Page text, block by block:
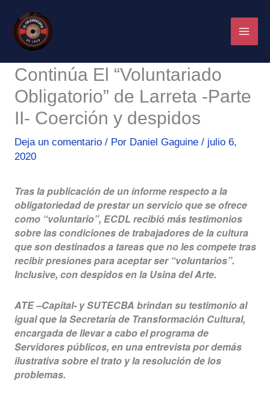
contenido
Continúa El “Voluntariado
Obligatorio” de Larreta -Parte
II- Coerción y despidos
Deja un comentario / Por Daniel Gaguine / julio 6,
2020
Tras la publicación de un informe respecto a la
obligatoriedad de prestar un servicio que se ofrece
como “voluntario”, ECDL recibió más testimonios
sobre las condiciones de trabajadores de la cultura
que son destinados a tareas que no les compete tras
recibir presiones para aceptar ser “voluntarios”.
Inclusive, con despidos en la Usina del Arte.
ATE –Capital- y SUTECBA brindan su testimonio al
igual que la Secretaría de Transformación Cultural,
encargada de llevar a cabo el programa de
Servidores públicos, en una entrevista por demás
ilustrativa sobre el trato y la resolución de los
problemas.